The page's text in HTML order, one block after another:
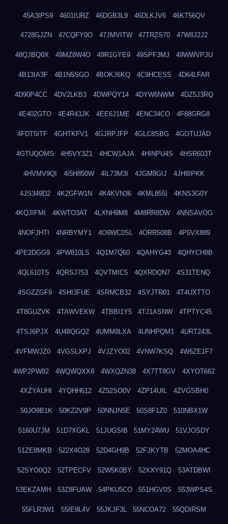
45A3IPS9 4601IURZ 46DGB3L9 46DLKJV6 46KT56QV
4728GJZN 47CQFY0O 47JMVITW 47TRZS70 47W8J2J2
48QJBQ0X 49MZ8W4O 49R1GYE9 49SPF3MJ 49WWVPJU
4B13IA3F 4B1N5SGO 4BOKJ6KQ 4C9HCESS 4D64LFAR
4D90P4CC 4DV2LKB3 4DWPQY14 4DYW6NWM 4DZ5J3RQ
4E402GTO 4E4R43JK 4EE6J1ME 4ENC34CO 4F88GRG8
4FDT5ITF 4GHTKFV1 4GJRPJFP 4GLC8SBG 4GOTUJAD
4GTUQOMS 4H5VY3Z1 4HCW1AJA 4HINPU4S 4HSR603T
4HVMV9QI 4I5H850W 4IL73M3I 4JGM8GIJ 4JH8IPKK
4JS349D2 4K2GFW1N 4K4KVN36 4KML855I 4KNS3G0Y
4KQJIFMI 4KWTO3AT 4LXNH9M8 4M8RR8DW 4NNSAVOG
4NOFJHTI 4NRBYMY1 4O9WC0SL 4ORR508B 4P5VX889
4PE2DGG9 4PW810LS 4Q1M7Q60 4QAHYG43 4QHYCH8B
4QL610TS 4QRSJ753 4QVTMIC5 4QXRDQN7 4S31TENQ
4SGZZGF9 4SHI3FUE 4SRMCB32 4SYJTR01 4T4UXTTO
4T8GUZVK 4TAWVEKW 4TBBI1Y5 4TJ1ASNW 4TPTYC45
4TSJ6PJX 4U48QGQ2 4UMM8LXA 4UNHPQM1 4URT243L
4VFMWJZ0 4VGSLXPJ 4VJZYO02 4VNW7KSQ 4W6ZE1F7
4WP2PW82 4WQWQXX8 4WXQZN38 4X7TT8GV 4XYOT662
4XZYAUHI 4YQHH612 4Z52SO0V 4ZP14UIL 4ZVGSBH0
50JO9B1K 50KZ2V9P 50NNJN5E 50S8F1Z0 510NBX1W
5160U7JM 51D7XGKL 51JUGSIB 51MY24WU 51VJOSDY
51ZE8MKB 522X4O28 52D4GH9B 52FJKYTB 52MOA4HC
52SYO0Q2 52TPECFV 52W5K0BY 52XXY91Q 53ATDBWI
53EKZAMH 53Z8FUAW 54PKU5CO 551HGV0S 553WPS4S
55FLR3W1 55IE9L4V 55JKJF3L 55NCOA72 55QDIRSM